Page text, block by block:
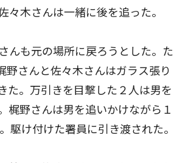
木さんは一緒に後を追った。
んも元の場所に戻ろうとした。た
野さんと佐々木さんはガラス張り
た。万引きを目撃した２人は男を
梶野さんは男を追いかけながら１
駆け付けた署員に引き渡された。